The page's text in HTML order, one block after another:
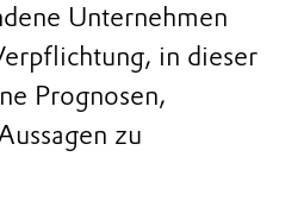
Unternehmen
in dieser
Prognosen,
zu